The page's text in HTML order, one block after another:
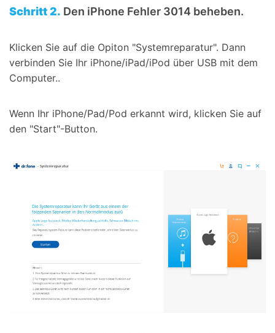
Schritt 2. Den iPhone Fehler 3014 beheben.
Klicken Sie auf die Opiton "Systemreparatur". Dann
verbinden Sie Ihr iPhone/iPad/iPod über USB mit dem
Computer..
Wenn Ihr iPhone/Pad/Pod erkannt wird, klicken Sie auf
den "Start"-Button.